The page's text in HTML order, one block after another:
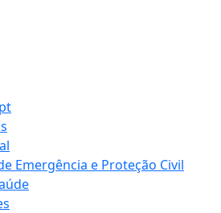
Emergência e Proteção Civil